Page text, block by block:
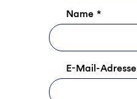
Name *
E-Mail-Adresse